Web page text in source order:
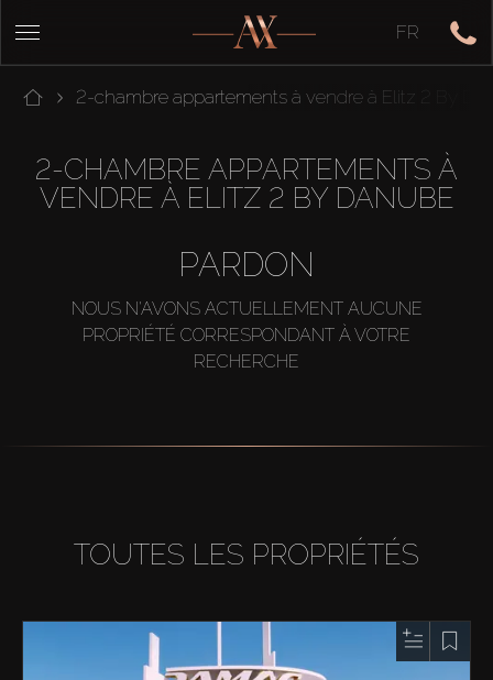
FR
2-chambre appartements à vendre à Elitz 2 By
2-CHAMBRE APPARTEMENTS À
VENDRE À ELITZ 2 BY DANUBE
PARDON
NOUS N'AVONS ACTUELLEMENT AUCUNE
PROPRIÉTÉ CORRESPONDANT À VOTRE
RECHERCHE
TOUTES LES PROPRIÉTÉS